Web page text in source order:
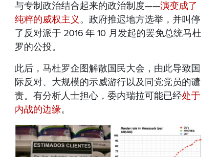
与专制政治结合起来的政治制度——演变成了
纯粹的威权主义。政府推迟地方选举，并叫停
了反对派于 2016 年 10 月发起的罢免总统马杜
罗的公投。
此后，马杜罗企图解散国民大会，由此导致国
际反对、大规模的示威游行以及同党党员的谴
责。有分析人士担心，委内瑞拉可能已经处于
内战的边缘。